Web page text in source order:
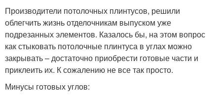
Производители потолочных плинтусов, решили
облегчить жизнь отделочникам выпуском уже
подрезанных элементов. Казалось бы, на этом вопрос
как стыковать потолочные плинтуса в углах можно
закрывать – достаточно приобрести готовые части и
приклеить их. К сожалению не все так просто.
Минусы готовых углов: